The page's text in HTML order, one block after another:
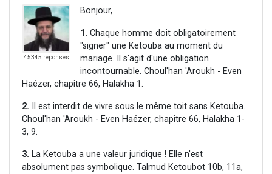
45345 réponses
Bonjour,
1. Chaque homme doit obligatoirement
"signer" une Ketouba au moment du
mariage. Il s'agit d'une obligation
incontournable. Choul'han 'Aroukh - Even
Haézer, chapitre 66, Halakha 1.
2. Il est interdit de vivre sous le même toit sans Ketouba.
Choul'han 'Aroukh - Even Haézer, chapitre 66, Halakha 1-
3, 9.
3. La Ketouba a une valeur juridique ! Elle n'est
absolument pas symbolique. Talmud Ketoubot 10b, 11a,